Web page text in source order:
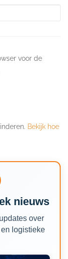
voor de
Bekijk hoe
nieuws
over
logistieke